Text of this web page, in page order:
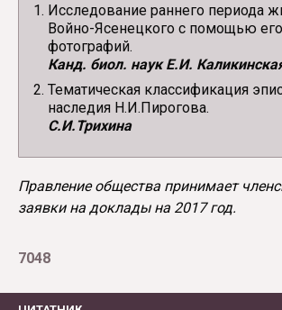
Исследование раннего периода
Войно-Ясенецкого с помощью
фотографий.
Канд. биол. наук Е.И.
Тематическая классификация
наследия Н.И.Пирогова.
С.И.Трихина
Правление общества принимает
заявки на доклады на 2017 год.
7048